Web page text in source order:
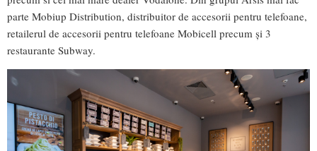
parte Mobiup Distribution, distribuitor de accesorii pentru telefoane,
retailerul de accesorii pentru telefoane Mobicell precum și 3
restaurante Subway.